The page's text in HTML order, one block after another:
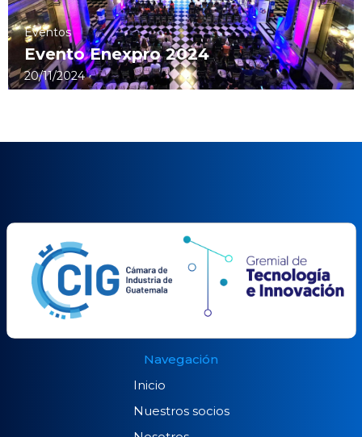
Eventos
Evento Enexpro 2024
20/11/2024
Navegación
Inicio
Nuestros socios